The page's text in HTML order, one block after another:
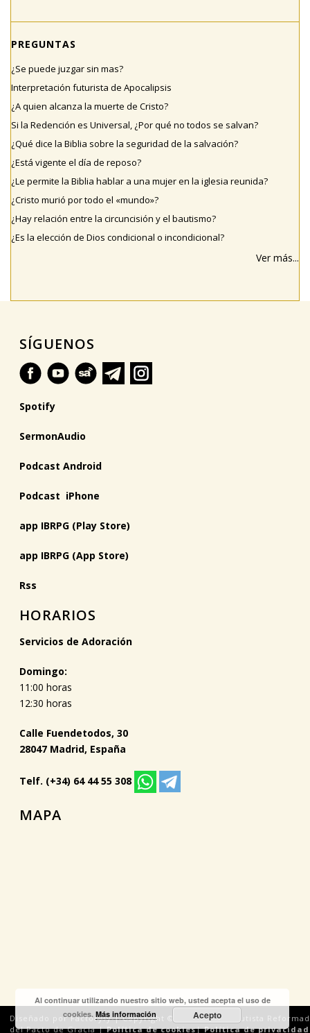
PREGUNTAS
¿Se puede juzgar sin mas?
Interpretación futurista de Apocalipsis
¿A quien alcanza la muerte de Cristo?
Si la Redención es Universal, ¿Por qué no todos se salvan?
¿Qué dice la Biblia sobre la seguridad de la salvación?
¿Está vigente el día de reposo?
¿Le permite la Biblia hablar a una mujer en la iglesia reunida?
¿Cristo murió por todo el «mundo»?
¿Hay relación entre la circuncisión y el bautismo?
¿Es la elección de Dios condicional o incondicional?
Ver más...
SÍGUENOS
Spotify
SermonAudio
Podcast Android
Podcast iPhone
app IBRPG (Play Store)
app IBRPG (App Store)
Rss
HORARIOS
Servicios de Adoración
Domingo:
11:00 horas
12:30 horas
Calle Fuendetodos, 30
28047 Madrid, España
Telf. (+34) 64 44 55 308
MAPA
Diseñado por Factoryfy | Copyright © 2018 Iglesia Bautista
del Pacto de Gracia |Política de cookies|Política de privacidad
Al continuar utilizando nuestro sitio web, usted acepta el uso de
cookies.Más información Acepto